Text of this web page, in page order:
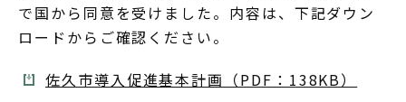
で国から同意を受けました。内容は、下記ダウン
ロードからご確認ください。
佐久市導入促進基本計画（PDF：138KB）